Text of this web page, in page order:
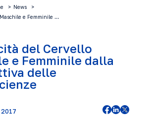
News
e Femminile …
del Cervello
e Femminile dalla
delle